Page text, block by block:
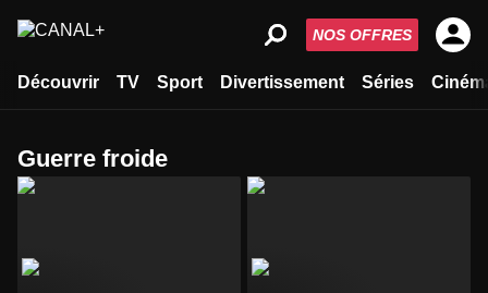
Découvrir TV Sport Divertissement Séries
NOS OFFRES
guerre froide